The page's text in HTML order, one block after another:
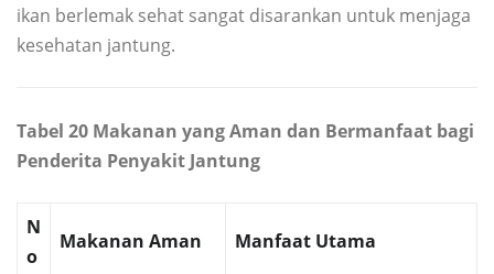
ikan berlemak sehat sangat disarankan untuk menjaga
kesehatan jantung.
Tabel 20 Makanan yang Aman dan Bermanfaat bagi
Penderita Penyakit Jantung
N
o
Makanan Aman Manfaat Utama